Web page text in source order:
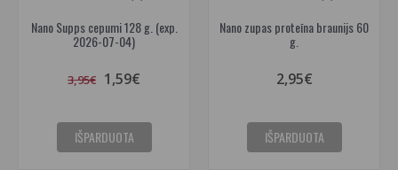
Nano Supps cepumi 128 g. (exp.
2026-07-04)
3,95€ 1,59€
IŠPARDUOTA
Nano zupas proteīna braunijs 60
g.
2,95€
IŠPARDUOTA